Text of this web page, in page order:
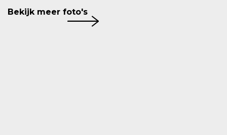
een jacuzzi kunt plaatsen. Het poortje aan de
achterzijde zorgt dan weer voor een vlotte
Bekijk meer foto's